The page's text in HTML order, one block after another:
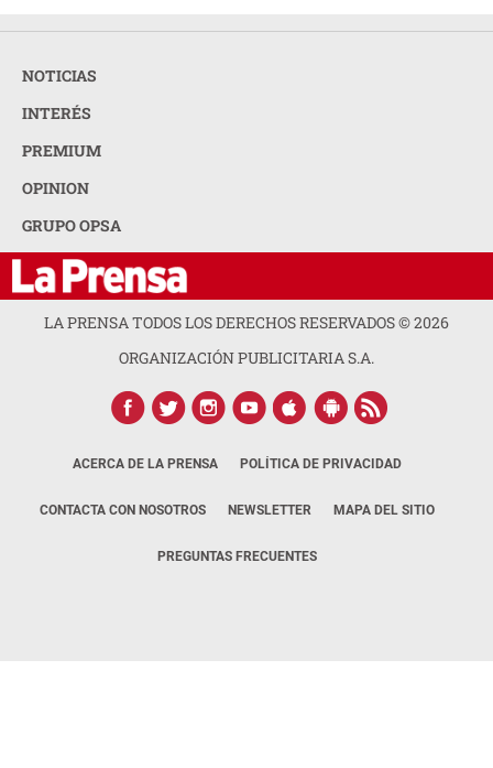
NOTICIAS
INTERÉS
PREMIUM
OPINION
GRUPO OPSA
LA PRENSA TODOS LOS DERECHOS RESERVADOS ©2026
ORGANIZACIÓN PUBLICITARIA S.A.
ACERCA DE LA PRENSA POLÍTICA DE PRIVACIDAD
CONTACTA CON NOSOTROS NEWSLETTER MAPA DEL SITIO
PREGUNTAS FRECUENTES